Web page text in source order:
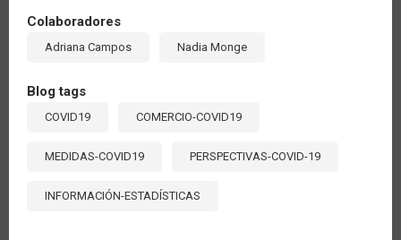
Colaboradores
Adriana Campos Nadia Monge
Blog tags
COVID19 COMERCIO-COVID19
MEDIDAS-COVID19 PERSPECTIVAS-COVID-19
INFORMACIÓN-ESTADÍSTICAS